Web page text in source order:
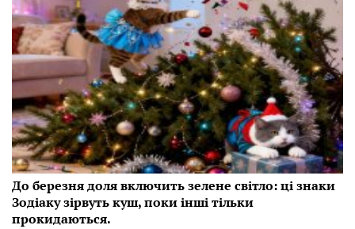
До березня доля включить зелене світло: ці знаки
Зодіаку зірвуть куш, поки інші тільки
прокидаються.